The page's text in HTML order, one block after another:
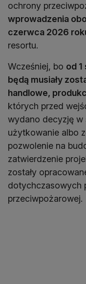
ochrony
wprowadzenia
czerwca 2026
resortu.
Wcześniej, bo od
będą musiały
handlowe,
których przed
wydano decyzję w
użytkowanie albo
pozwolenie na
zatwierdzenie
zostały
dotychczasowych
przeciwpożarowej.